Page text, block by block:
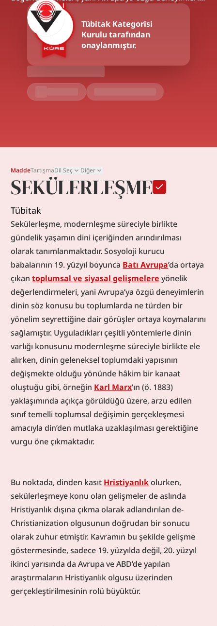
Tübitak Kategorisi
Kurulu tarafından
onaylanmıştır.
MaddeTartışmaDil Seç Diğer
SEKÜLERLEŞME
Tübitak
Sekülerleşme, modernleşme süreciyle birlikte
gündelik yaşamın dini içeriğinden arındırılması
olarak tanımlanmaktadır. Sosyoloji kurucu
babalarının 19. yüzyıl boyunca Batı Avrupa’da ortaya
çıkan toplumsal ve siyasal gelişmelere yönelik
değerlendirmeleri, yani Avrupa’ya özgü deneyimlerin
dinin söz konusu bu toplumlarda ne türden bir
yönelim seyrettiğine dair görüşler ortaya koymalarını
sağlamıştır. Uyguladıkları çeşitli yöntemlerle dinin
varlığı konusunu modernleşme süreciyle birlikte ele
alırken, dinin geleneksel toplumdaki yapısının
değişmekte olduğu yönünde hâkim bir kanaat
oluştuğu gibi, örneğin Karl Marx’ın (ö. 1883)
yaklaşımında açıkça görüldüğü üzere, arzu edilen
sınıf temelli toplumsal değişimin gerçekleşmesi
amacıyla din’den mutlaka uzaklaşılması gerektiğine
vurgu öne çıkmaktadır.
Bu noktada, dinden kasıt Hristiyanlık olurken,
sekülerleşmeye konu olan gelişmeler de aslında
Hristiyanlık dışına çıkma olarak adlandırılan de-
Christianization olgusunun doğrudan bir sonucu
olarak zuhur etmiştir. Kavramın bu şekilde gelişme
göstermesinde, sadece 19. yüzyılda değil, 20. yüzyıl
ikinci yarısında da Avrupa ve ABD’de yapılan
araştırmaların Hristiyanlık olgusu üzerinden
gerçekleştirilmesinin rolü büyüktür.